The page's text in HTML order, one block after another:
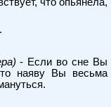
.
- Если во сне Вы
то наяву Вы весьма